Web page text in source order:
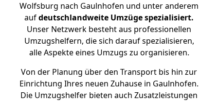
Wolfsburg nach Gaulnhofen und unter anderem
aufdeutschlandweite Umzüge spezialisiert.
Unser Netzwerk besteht aus professionellen
Umzugshelfern, die sich darauf spezialisieren,
alle Aspekte eines Umzugs zu organisieren.
Von der Planung über den Transport bis hin zur
Einrichtung Ihres neuen Zuhause in Gaulnhofen.
Die Umzugshelfer bieten auch Zusatzleistungen